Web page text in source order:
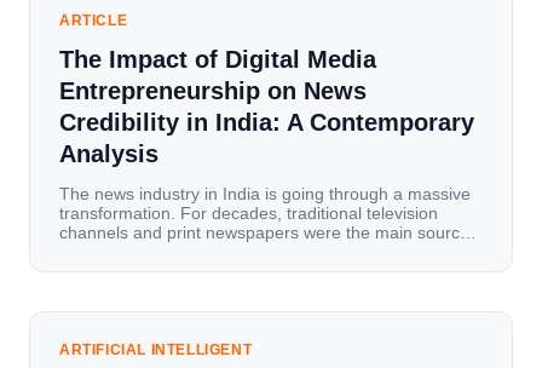
ARTICLE
The Impact of Digital Media
Entrepreneurship on News
Credibility in India: A Contemporary
Analysis
The news industry in India is going through a massive
transformation. For decades, traditional television
channels and print newspapers were the main sources
mobile data, affordable smartphones, and high-speed
has become a mobile-first market where consumers
ARTIFICIAL INTELLIGENT